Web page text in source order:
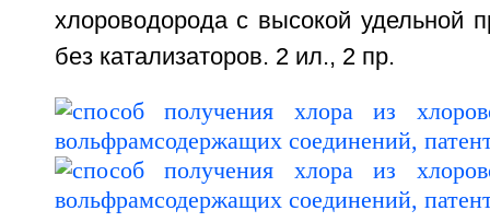
хлороводорода с высокой удельной
без катализаторов. 2 ил., 2 пр.